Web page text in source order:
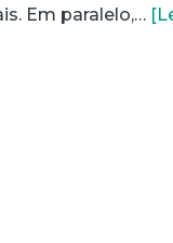
Em paralelo,…